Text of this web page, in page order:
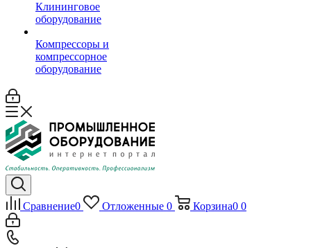
Клининговое
оборудование
Компрессоры и
компрессорное
оборудование
Сравнение0 Отложенные 0 Корзина0 0